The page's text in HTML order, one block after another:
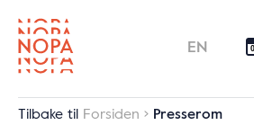
EN
Tilbake til Forsiden Presserom